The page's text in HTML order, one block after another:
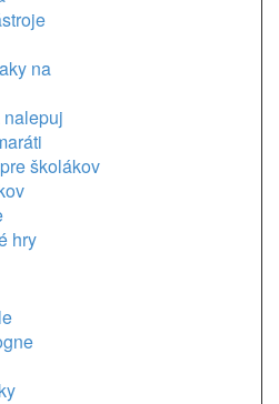
na
nalepuj
školákov
hry